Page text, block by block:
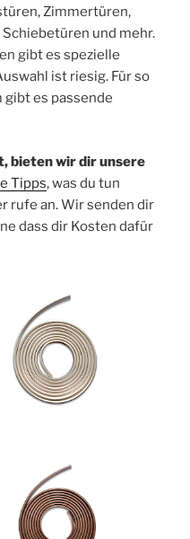
Zimmertüren,
und mehr.
gibt es spezielle
ist riesig. Für so
es passende
bieten wir dir unsere
Tipps, was du tun
rufe an. Wir senden dir
dass dir Kosten dafür